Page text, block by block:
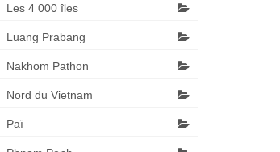
Les 4 000 îles
Luang Prabang
Nakhom Pathon
Nord du Vietnam
Paï